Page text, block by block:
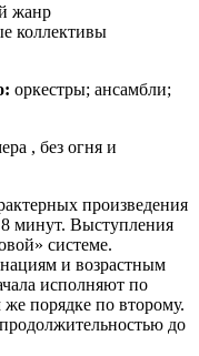
жанр
коллективы
оркестры; ансамбли;
, без огня и
произведения
минут. Выступления
системе.
и возрастным
исполняют по
порядке по второму.
до